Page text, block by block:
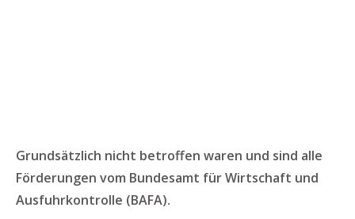
Grundsätzlich nicht betroffen waren und sind alle
Förderungen vom Bundesamt für Wirtschaft und
Ausfuhrkontrolle (BAFA).